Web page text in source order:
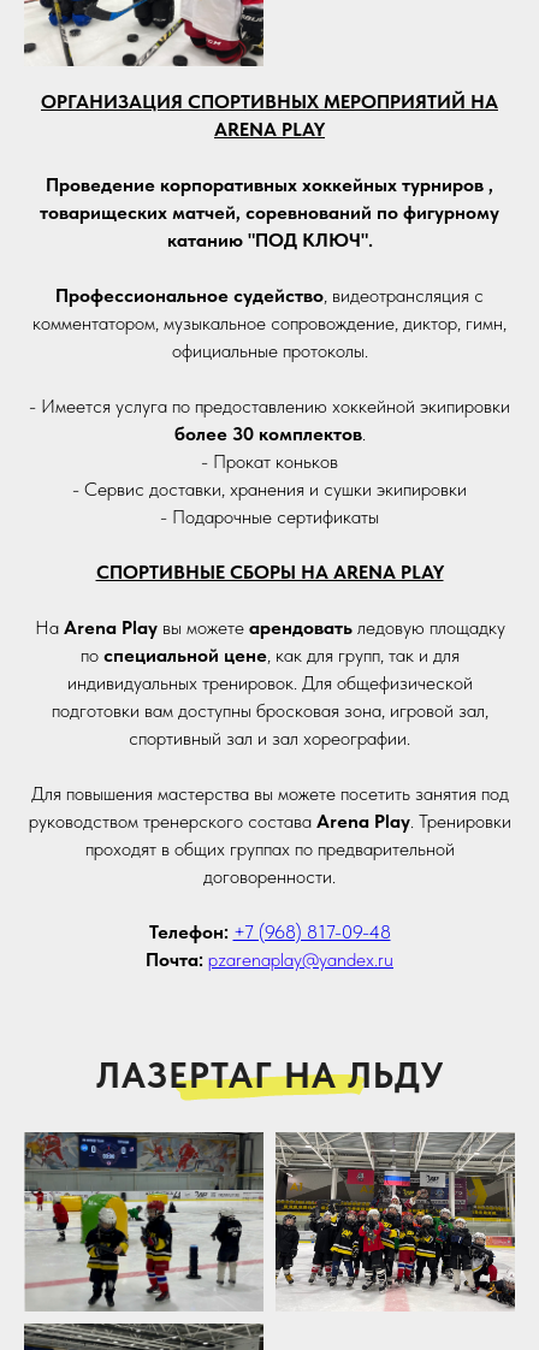
ОРГАНИЗАЦИЯ СПОРТИВНЫХ МЕРОПРИЯТИЙ НА
ARENA PLAY
Проведение корпоративных хоккейных турниров ,
товарищеских матчей, соревнований по фигурному
катанию "ПОД КЛЮЧ".
Профессиональное судейство , видеотрансляция с
комментатором, музыкальное сопровождение, диктор, гимн,
официальные протоколы.
- Имеется услуга по предоставлению хоккейной экипировки
более 30 комплектов.
- Прокат коньков
- Сервис доставки, хранения и сушки экипировки
- Подарочные сертификаты
СПОРТИВНЫЕ СБОРЫ НА ARENA PLAY
На Arena Playвы можете арендовать ледовую площадку
по специальной цене, как для групп, так и для
индивидуальных тренировок. Для общефизической
подготовки вам доступны бросковая зона, игровой зал,
спортивный зал и зал хореографии.
Для повышения мастерства вы можете посетить занятия под
руководством тренерского состава Arena Play. Тренировки
проходят в общих группах по предварительной
договоренности.
Телефон: +7 (968) 817-09-48
Почта: pzarenaplay@yandex.ru
ЛАЗЕРТАГ НА ЛЬДУ